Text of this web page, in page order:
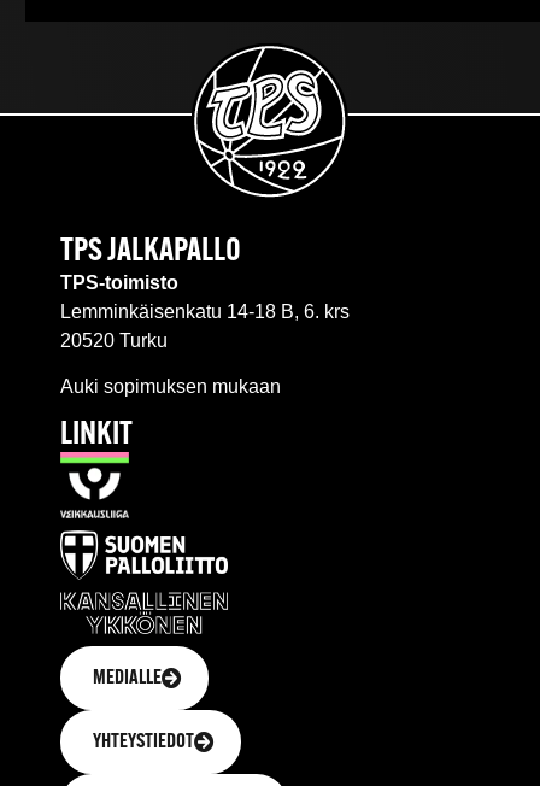
TPS JALKAPALLO
TPS-toimisto
Lemminkäisenkatu 14-18 B, 6. krs
20520 Turku
Auki sopimuksen mukaan
LINKIT
MEDIALLE
YHTEYSTIEDOT